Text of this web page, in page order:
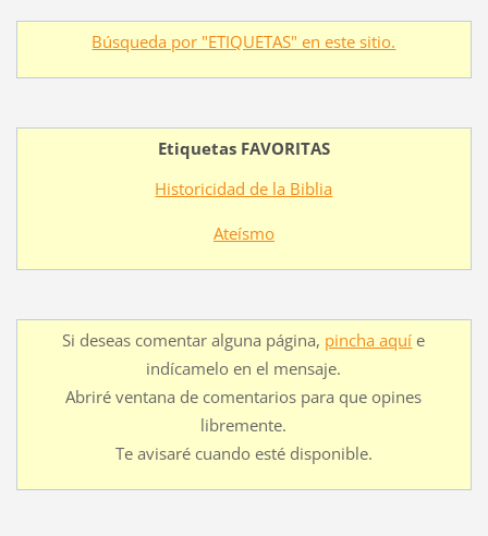
Búsqueda por "ETIQUETAS" en este sitio.
Etiquetas FAVORITAS
Historicidad de la Biblia
Ateísmo
Si deseas comentar alguna página, pincha aquí e
indícamelo en el mensaje.
Abriré ventana de comentarios para que opines
libremente.
Te avisaré cuando esté disponible.